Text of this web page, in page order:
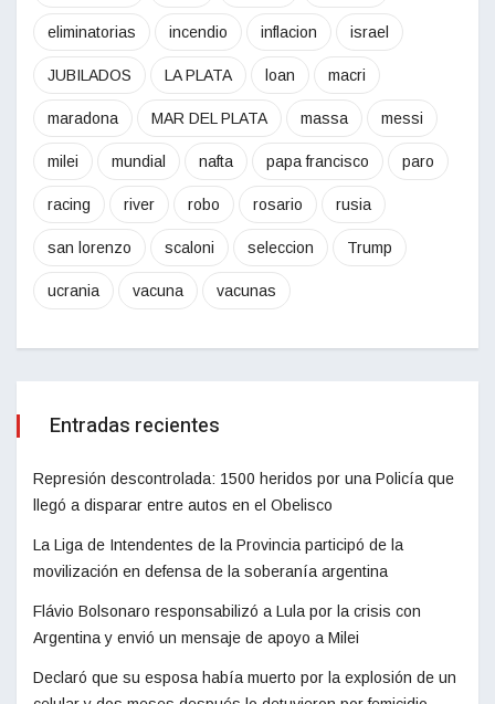
eliminatorias incendio inflacion israel
JUBILADOS LA PLATA loan macri
maradona MAR DEL PLATA massa messi
milei mundial nafta papa francisco paro
racing river robo rosario rusia
san lorenzo scaloni seleccion Trump
ucrania vacuna vacunas
Entradas recientes
Represión descontrolada: 1500 heridos por una Policía que
llegó a disparar entre autos en el Obelisco
La Liga de Intendentes de la Provincia participó de la
movilización en defensa de la soberanía argentina
Flávio Bolsonaro responsabilizó a Lula por la crisis con
Argentina y envió un mensaje de apoyo a Milei
Declaró que su esposa había muerto por la explosión de un